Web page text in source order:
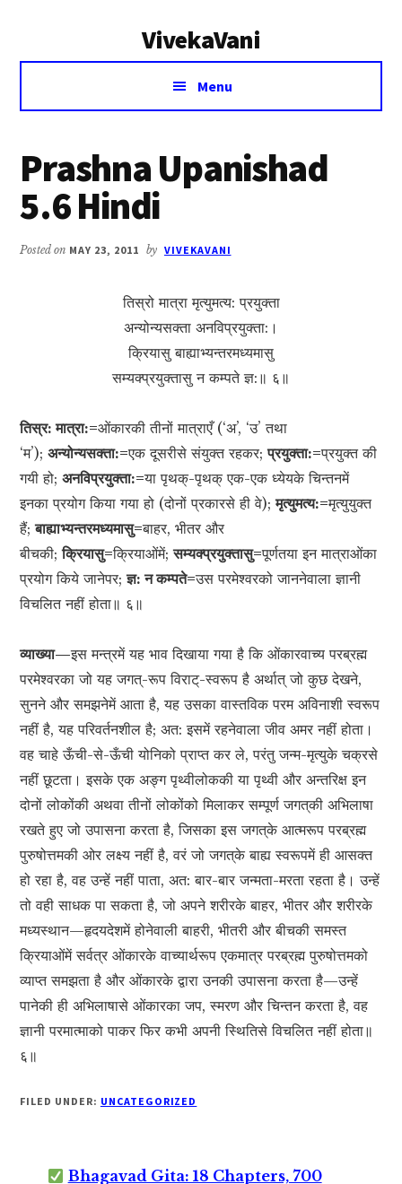
VivekaVani
Voice
Vivekananda
Menu
Prashna Upanishad
5.6 Hindi
Posted on MAY 23, 2011 by VIVEKAVANI
तिस्रो मात्रा मृत्युमत्य: प्रयुक्ता
अन्योन्यसक्ता अनविप्रयुक्ता:।
क्रियासु बाह्याभ्यन्तरमध्यमासु
सम्यक्प्रयुक्तासु न कम्पते ज्ञ:॥ ६॥
तिस्र: मात्रा:=ओंकारकी तीनों मात्राएँ (‘अ’, ‘उ’ तथा
‘म’);अन्योन्यसक्ता:=एक दूसरीसे संयुक्त रहकर;प्रयुक्ता:=प्रयुक्त की
गयी हो;अनविप्रयुक्ता:=या पृथक्-पृथक् एक-एक ध्येयके चिन्तनमें
इनका प्रयोग किया गया हो (दोनों प्रकारसे ही वे);मृत्युमत्य:=मृत्युयुक्त
हैं;बाह्याभ्यन्तरमध्यमासु=बाहर, भीतर और
बीचकी;क्रियासु=क्रियाओंमें;सम्यक्प्रयुक्तासु=पूर्णतया इन मात्राओंका
प्रयोग किये जानेपर;ज्ञ: न कम्पते=उस परमेश्वरको जाननेवाला ज्ञानी
विचलित नहीं होता॥ ६॥
व्याख्या—इस मन्त्रमें यह भाव दिखाया गया है कि ओंकारवाच्य परब्रह्म
परमेश्वरका जो यह जगत्-रूप विराट्-स्वरूप है अर्थात् जो कुछ देखने,
सुनने और समझनेमें आता है, यह उसका वास्तविक परम अविनाशी स्वरूप
नहीं है, यह परिवर्तनशील है; अत: इसमें रहनेवाला जीव अमर नहीं होता।
वह चाहे ऊँची-से-ऊँची योनिको प्राप्त कर ले, परंतु जन्म-मृत्युके चक्रसे
नहीं छूटता। इसके एक अङ्ग पृथ्वीलोककी या पृथ्वी और अन्तरिक्ष इन
दोनों लोकोंकी अथवा तीनों लोकोंको मिलाकर सम्पूर्ण जगत‍्की अभिलाषा
रखते हुए जो उपासना करता है, जिसका इस जगत‍्के आत्मरूप परब्रह्म
पुरुषोत्तमकी ओर लक्ष्य नहीं है, वरं जो जगत‍्के बाह्य स्वरूपमें ही आसक्त
हो रहा है, वह उन्हें नहीं पाता, अत: बार-बार जन्मता-मरता रहता है। उन्हें
तो वही साधक पा सकता है, जो अपने शरीरके बाहर, भीतर और शरीरके
मध्यस्थान—हृदयदेशमें होनेवाली बाहरी, भीतरी और बीचकी समस्त
क्रियाओंमें सर्वत्र ओंकारके वाच्यार्थरूप एकमात्र परब्रह्म पुरुषोत्तमको
व्याप्त समझता है और ओंकारके द्वारा उनकी उपासना करता है—उन्हें
पानेकी ही अभिलाषासे ओंकारका जप, स्मरण और चिन्तन करता है, वह
ज्ञानी परमात्माको पाकर फिर कभी अपनी स्थितिसे विचलित नहीं होता॥
६॥
FILED UNDER: UNCATEGORIZED
Bhagavad Gita: 18 Chapters, 700